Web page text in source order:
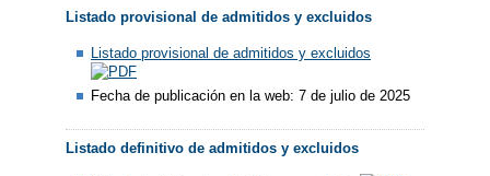
Listado provisional de admitidos y excluidos
Listado provisional de admitidos y excluidos
Fecha de publicación en la web: 7 de julio de 2025
Listado definitivo de admitidos y excluidos